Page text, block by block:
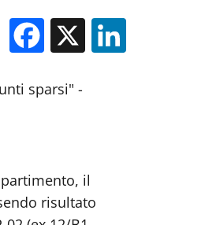
Facebook
X
sparsi" -
il
risultato